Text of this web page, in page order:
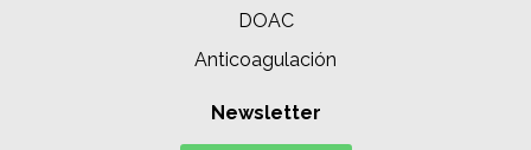
DOAC
Anticoagulación
Newsletter